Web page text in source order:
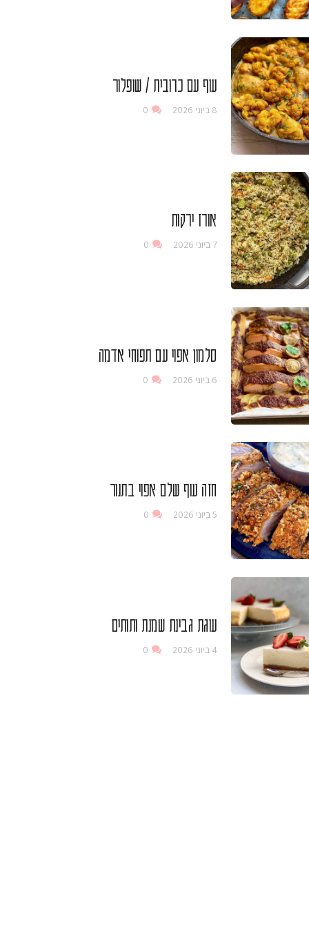
עוף עם כרובית / שופלור
8 ביוני 2026 0
אורז ירקות
7 ביוני 2026 0
סלמון אפוי עם תפוחי אדמה
6 ביוני 2026 0
חזה עוף שלם אפוי בתנור
5 ביוני 2026 0
עוגת גבינת שמנת ותותים
4 ביוני 2026 0